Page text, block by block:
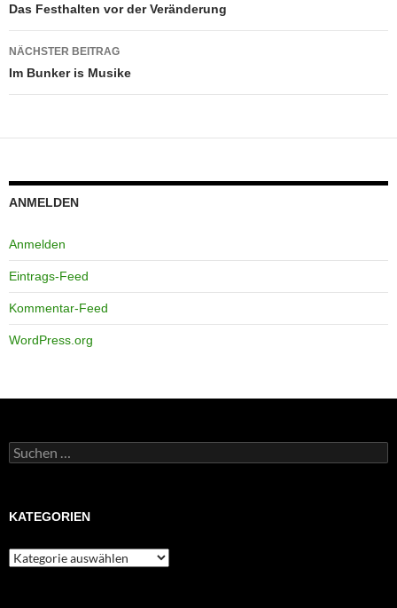
Das Festhalten vor der Veränderung
NÄCHSTER BEITRAG
Im Bunker is Musike
ANMELDEN
Anmelden
Eintrags-Feed
Kommentar-Feed
WordPress.org
Suchen
nach:
KATEGORIEN
Kategorien